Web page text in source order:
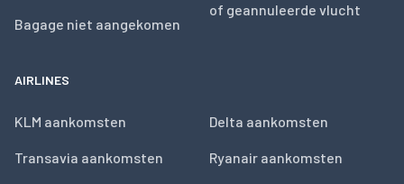
Bagage niet aangekomen
of geannuleerde vlucht
AIRLINES
KLM aankomsten
Transavia aankomsten
Delta aankomsten
Ryanair aankomsten